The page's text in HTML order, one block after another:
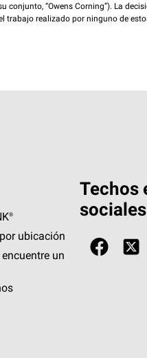
“Owens Corning”). La
trabajo realizado por ninguno de
ubicación
un
Techos
sociales